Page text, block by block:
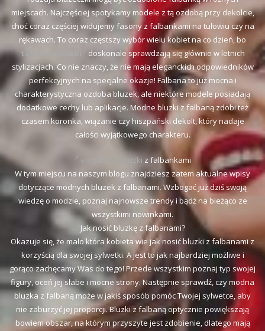
miejscach. Najczęściej spotykamy modele z tą ozdobą przy dekolcie,
choć coraz częściej widujemy fasony z falbankami na tułowiu czy na
rękawach. To coraz częstszy wybór wielu kobiet na co dzień, bo
takie bluzeczki
doskonale sprawdzają się głównie w letnich
stylizacjach. Co nie znaczy, że nie mają eleganckich odpowiedników
perfekcyjnych na specjalne okazje! Falbana to już mocna i
charakterystyczna ozdoba bluzek, ale niektóre modele posiadają
dodatkowe cechy lub aplikacje. Modne bluzki z falbaną zdobi też
czasem koronka, wiązanie czy hiszpański dekolt, który nadaje
całości wyjątkowego charakteru.
eleganckie bluzki z falbankami
W tym miejscu na naszym blogu znajdziesz zatem aktualne wpisy
dotyczące modnych bluzek z falbanami. Wzbogać już dziś swoją
wiedzę o modzie, poznaj najnowsze trendy i bądź na bieżąco ze
wszystkimi nowinkami.
Jak nosić bluzkę z falbanami?
Okazuje się, że mało która kobieta wie jak nosić bluzki z falbanami z
korzyścią dla swojej sylwetki. A jest to jak najbardziej możliwe i
gorąco zachęcamy Was do tego! Przede wszystkim poznaj typ swojej
figury, oceń jej słabe i mocne strony. Następnie sprawdź, czy modna
bluzka z falbaną może w jakiś sposób pomóc Twojej sylwetce, aby
nie zaburzyć jej proporcji. Bluzki z falbaną optycznie powiększają
bowiem obszar, na którym przyszyte jest zdobienie, dlatego mają